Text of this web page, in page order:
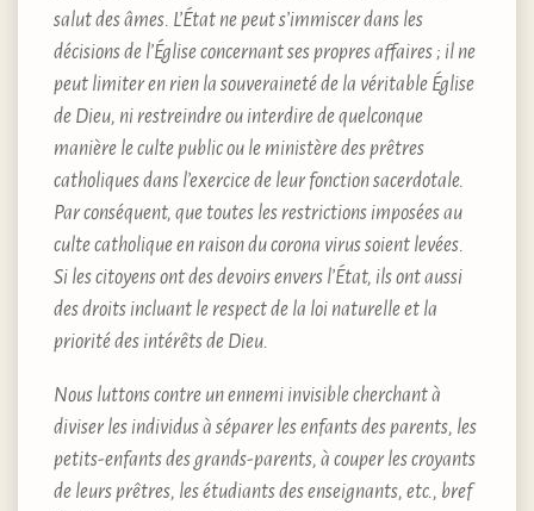
salut des âmes. L’État ne peut s’immiscer dans les
décisions de l’Église concernant ses propres affaires ; il ne
peut limiter en rien la souveraineté de la véritable Église
de Dieu, ni restreindre ou interdire de quelconque
manière le culte public ou le ministère des prêtres
catholiques dans l’exercice de leur fonction sacerdotale.
Par conséquent, que toutes les restrictions imposées au
culte catholique en raison du corona virus soient levées.
Si les citoyens ont des devoirs envers l’État, ils ont aussi
des droits incluant le respect de la loi naturelle et la
priorité des intérêts de Dieu.
Nous luttons contre un ennemi invisible cherchant à
diviser les individus à séparer les enfants des parents, les
petits-enfants des grands-parents, à couper les croyants
de leurs prêtres, les étudiants des enseignants, etc., bref